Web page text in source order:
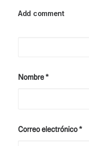
Add comment
Nombre*
Correo electrónico*